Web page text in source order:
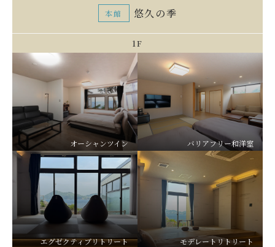
本館 悠久の季
1F
オーシャンツイン
モデレートリトリート
バリアフリー和洋室
エグゼクティブリトリート